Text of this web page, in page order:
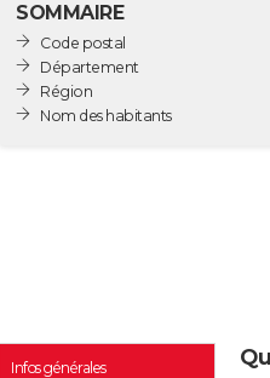
SOMMAIRE
Code postal
Département
Région
Nom des habitants
Infos générales